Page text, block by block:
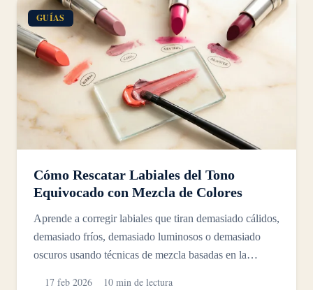
GUÍAS
Cómo Rescatar Labiales del Tono
Equivocado con Mezcla de Colores
Aprende a corregir labiales que tiran demasiado cálidos,
demasiado fríos, demasiado luminosos o demasiado
oscuros usando técnicas de mezcla basadas en la
17 feb 2026 10 min de lectura